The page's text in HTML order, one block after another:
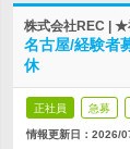
株式会社REC |
名古屋/経験者
休
正社員 急募
情報更新日：2026/